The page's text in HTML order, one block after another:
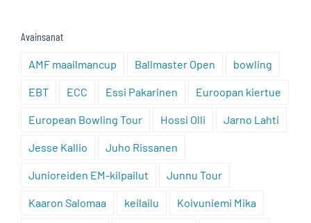
Avainsanat
AMF maailmancup Ballmaster Open bowling
EBT ECC Essi Pakarinen Euroopan kiertue
European Bowling Tour Hossi Olli Jarno Lahti
Jesse Kallio Juho Rissanen
Junioreiden EM-kilpailut Junnu Tour
Kaaron Salomaa keilailu Koivuniemi Mika